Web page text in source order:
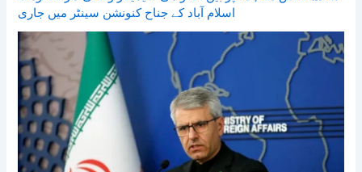
اسلام آباد کے جناح کنونشن سینٹر میں جاری